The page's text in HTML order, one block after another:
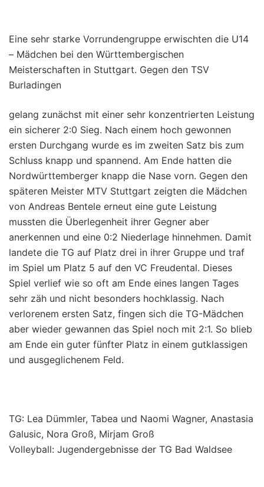
Eine sehr starke Vorrundengruppe erwischten die U14
– Mädchen bei den Württembergischen
Meisterschaften in Stuttgart. Gegen den TSV
Burladingen
gelang zunächst mit einer sehr konzentrierten Leistung
ein sicherer 2:0 Sieg. Nach einem hoch gewonnen
ersten Durchgang wurde es im zweiten Satz bis zum
Schluss knapp und spannend. Am Ende hatten die
Nordwürttemberger knapp die Nase vorn. Gegen den
späteren Meister MTV Stuttgart zeigten die Mädchen
von Andreas Bentele erneut eine gute Leistung
mussten die Überlegenheit ihrer Gegner aber
anerkennen und eine 0:2 Niederlage hinnehmen. Damit
landete die TG auf Platz drei in ihrer Gruppe und traf
im Spiel um Platz 5 auf den VC Freudental. Dieses
Spiel verlief wie so oft am Ende eines langen Tages
sehr zäh und nicht besonders hochklassig. Nach
verlorenem ersten Satz, fingen sich die TG-Mädchen
aber wieder gewannen das Spiel noch mit 2:1. So blieb
am Ende ein guter fünfter Platz in einem gutklassigen
und ausgeglichenem Feld.
TG: Lea Dümmler, Tabea und Naomi Wagner, Anastasia
Galusic, Nora Groß, Mirjam Groß
Volleyball: Jugendergebnisse der TG Bad Waldsee